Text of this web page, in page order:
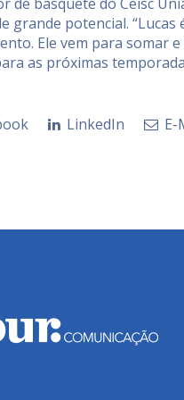
grande potencial.
Ele vem para somar
as próximas
LinkedIn E-